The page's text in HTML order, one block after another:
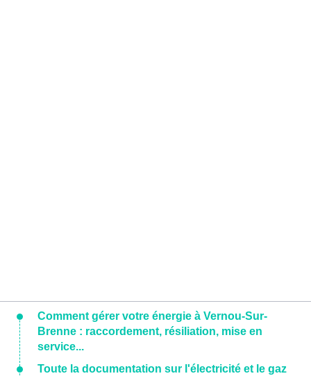
Comment gérer votre énergie à Vernou-Sur-
Brenne : raccordement, résiliation, mise en
service...
Toute la documentation sur l'électricité et le gaz